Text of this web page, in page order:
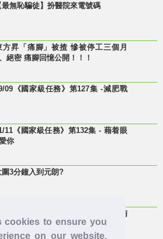
cookies to ensure you
on our website.
最無恥騙徒】扮醫院來電號碼
方昇「痛腳」被揸 慘被停工三個月
絕密 痛腳回憶公開！！！
09《國家級任務》第127集 -減肥戰
11《國家級任務》第132集 - 藉着眼
你
圍3分鐘入到元朗?
Minute 迎接Baby雞精班！滴雞精
？